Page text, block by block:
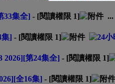
33集全] - [閱讀權限 1] ...
集] - [閱讀權限 1]
2026][第24集全] - [閱讀權限 1]
全16集] - [閱讀權限 1]